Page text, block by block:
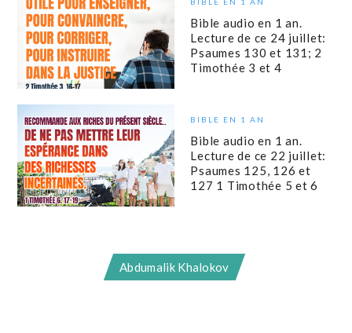
Bible audio en 1 an.
Lecture de ce 24 juillet:
Psaumes 130 et 131; 2
Timothée 3 et 4
BIBLE EN 1 AN
Bible audio en 1 an.
Lecture de ce 22 juillet:
Psaumes 125, 126 et
127 1 Timothée 5 et 6
Abdumalik Khalokov